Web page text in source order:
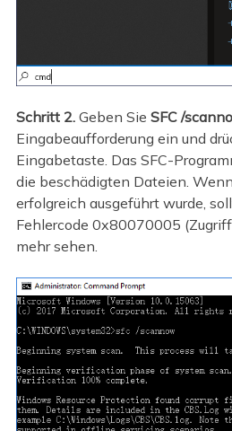
Schritt 2. Geben Sie SFC /
Eingabeaufforderung ein und
Eingabetaste. Das SFC-
die beschädigten Dateien.
erfolgreich ausgeführt wurde,
Fehlercode 0x80070005
mehr sehen.